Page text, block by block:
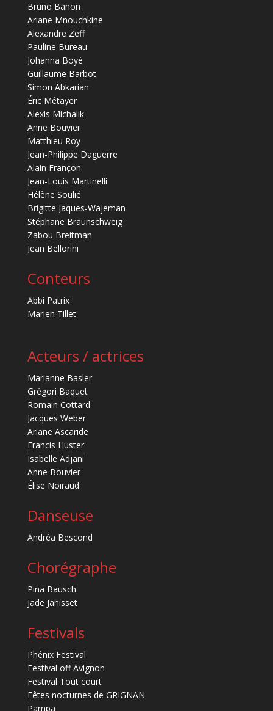
Bruno Banon
Ariane Mnouchkine
Alexandre Zeff
Pauline Bureau
Johanna Boyé
Guillaume Barbot
Simon Abkarian
Éric Métayer
Alexis Michalik
Anne Bouvier
Matthieu Roy
Jean-Philippe Daguerre
Alain Françon
Jean-Louis Martinelli
Hélène Soulié
Brigitte Jaques-Wajeman
Stéphane Braunschweig
Zabou Breitman
Jean Bellorini
Conteurs
Abbi Patrix
Marien Tillet
Acteurs / actrices
Marianne Basler
Grégori Baquet
Romain Cottard
Jacques Weber
Ariane Ascaride
Francis Huster
Isabelle Adjani
Anne Bouvier
Élise Noiraud
Danseuse
Andréa Bescond
Chorégraphe
Pina Bausch
Jade Janisset
Festivals
Phénix Festival
Festival off Avignon
Festival Tout court
Fêtes nocturnes de GRIGNAN
Pampa